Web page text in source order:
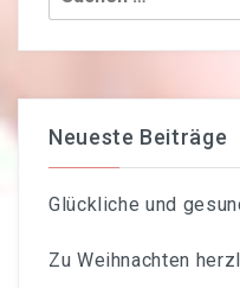
nach:
Neueste Beiträge
Glückliche und
Zu Weihnachten